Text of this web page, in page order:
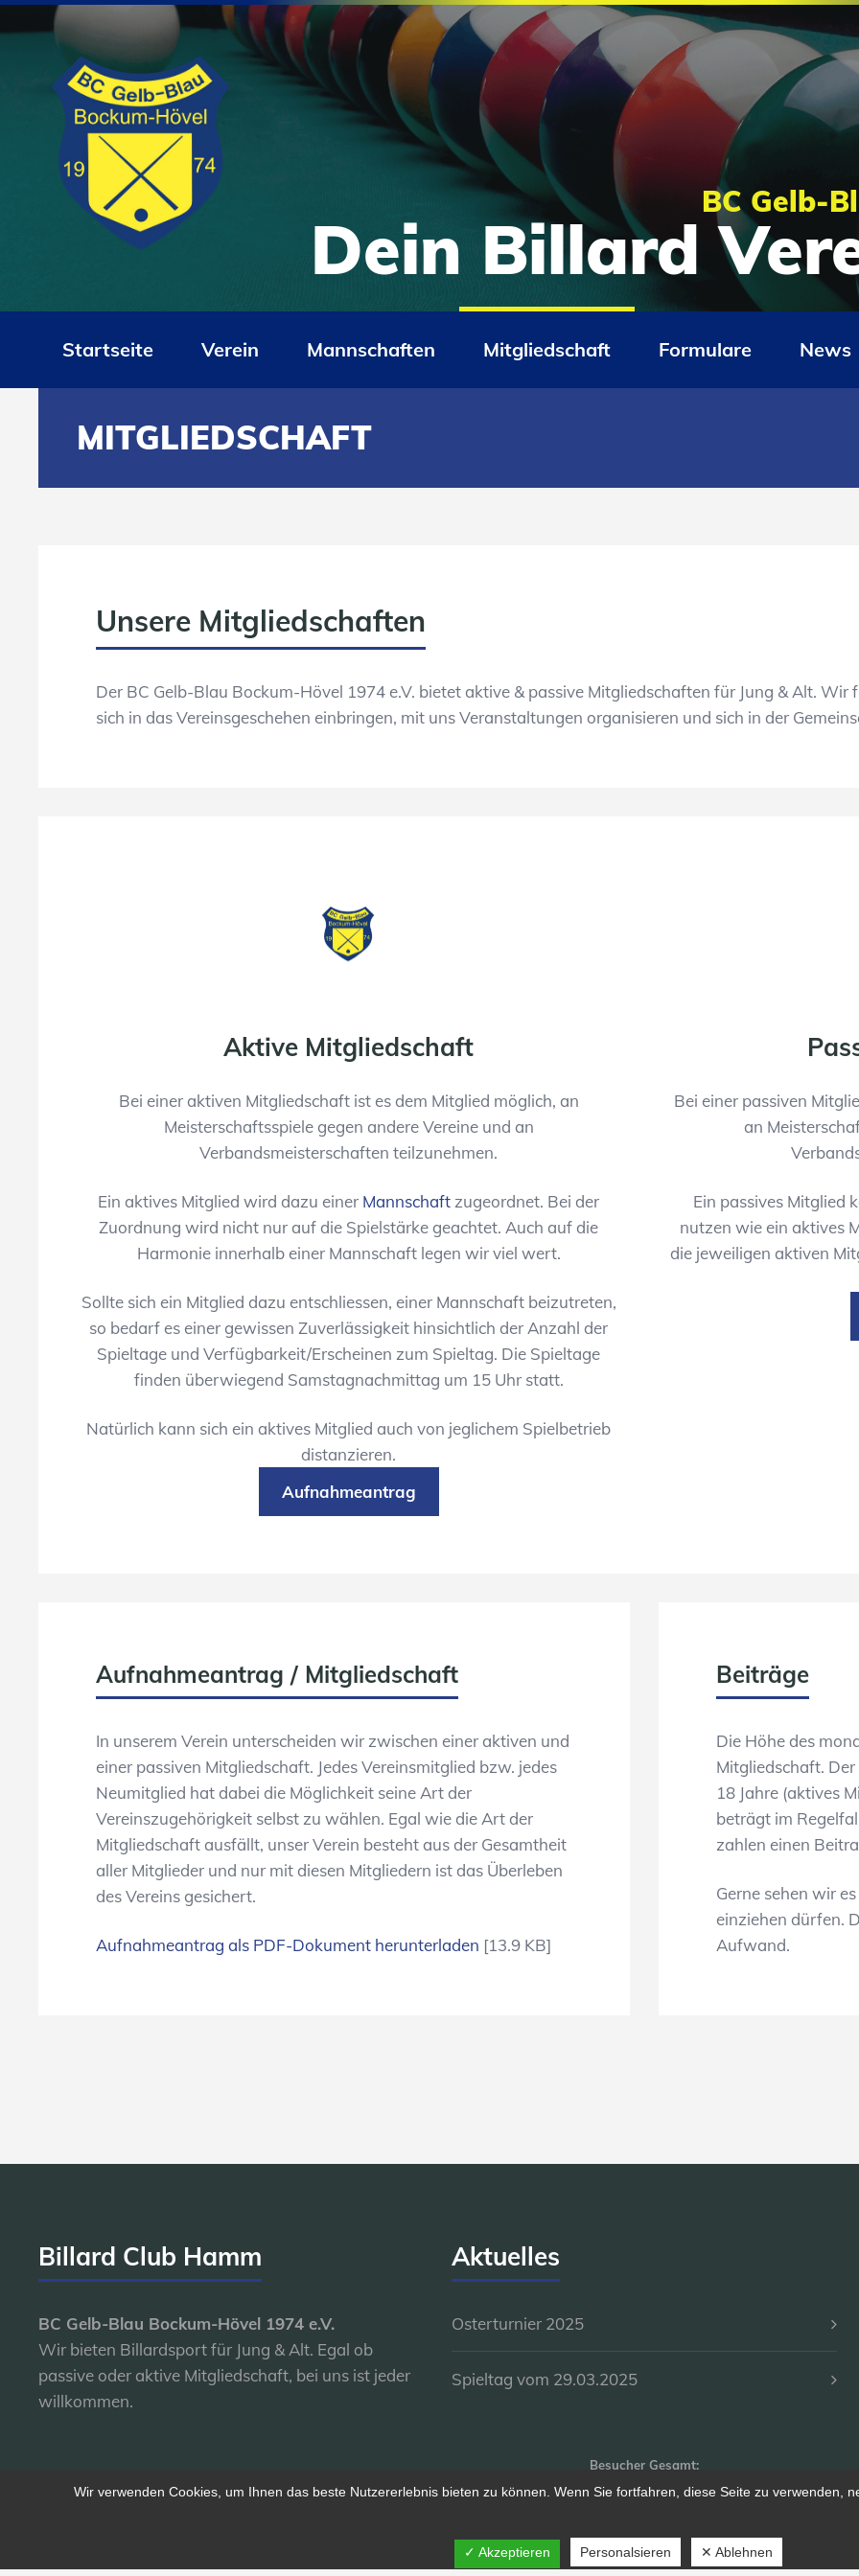
BC Gelb-
Dein Billard
Startseite Verein Mannschaften Mitgliedschaft Formulare News
MITGLIEDSCHAFT
Unsere Mitgliedschaften
Der BC Gelb-Blau Bockum-Hövel 1974 e.V. bietet aktive & passive Mitgliedschaften für Jung & Alt. Wir
sich in das Vereinsgeschehen einbringen, mit uns Veranstaltungen organisieren und sich in der
Aktive Mitgliedschaft
Bei einer aktiven Mitgliedschaft ist es dem Mitglied möglich, an
Meisterschaftsspiele gegen andere Vereine und an
Verbandsmeisterschaften teilzunehmen.
Ein aktives Mitglied wird dazu einer Mannschaft zugeordnet. Bei der
Zuordnung wird nicht nur auf die Spielstärke geachtet. Auch auf die
Harmonie innerhalb einer Mannschaft legen wir viel wert.
Sollte sich ein Mitglied dazu entschliessen, einer Mannschaft beizutreten,
so bedarf es einer gewissen Zuverlässigkeit hinsichtlich der Anzahl der
Spieltage und Verfügbarkeit/Erscheinen zum Spieltag. Die Spieltage
finden überwiegend Samstagnachmittag um 15 Uhr statt.
Natürlich kann sich ein aktives Mitglied auch von jeglichem Spielbetrieb
distanzieren.
Aufnahmeantrag
Bei einer passiven
an
Ein passives Mitglied
nutzen wie ein aktives
die jeweiligen aktiven
Aufnahmeantrag / Mitgliedschaft
In unserem Verein unterscheiden wir zwischen einer aktiven und
einer passiven Mitgliedschaft. Jedes Vereinsmitglied bzw. jedes
Neumitglied hat dabei die Möglichkeit seine Art der
Vereinszugehörigkeit selbst zu wählen. Egal wie die Art der
Mitgliedschaft ausfällt, unser Verein besteht aus der Gesamtheit
aller Mitglieder und nur mit diesen Mitgliedern ist das Überleben
des Vereins gesichert.
Aufnahmeantrag als PDF-Dokument herunterladen [13.9 KB]
Beiträge
Die Höhe des
Mitgliedschaft.
18 Jahre (aktives
beträgt im
zahlen einen
Gerne sehen wir
einziehen dürfen.
Aufwand.
Billard Club Hamm
BC Gelb-Blau Bockum-Hövel 1974 e.V.
Wir bieten Billardsport für Jung & Alt. Egal ob
passive oder aktive Mitgliedschaft, bei uns ist jeder
willkommen.
Aktuelles
Osterturnier 2025
Spieltag vom 29.03.2025
Besucher Gesamt:
Wir verwenden Cookies, um Ihnen das beste Nutzererlebnis bieten zu können. Wenn Sie fortfahren, diese Seite zu verwenden,
✓ Akzeptieren Personalsieren ✕ Ablehnen